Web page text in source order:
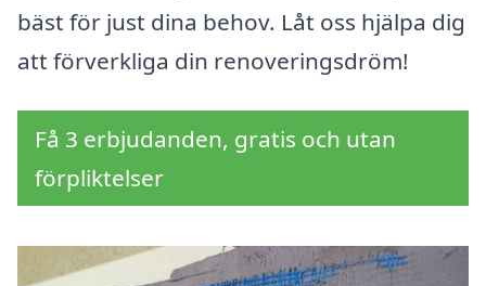
bäst för just dina behov. Låt oss hjälpa dig
att förverkliga din renoveringsdröm!
Få 3 erbjudanden, gratis och utan
förpliktelser